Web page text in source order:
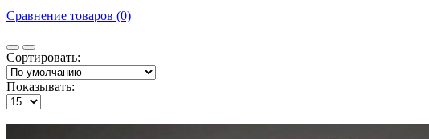
Сравнение товаров (0)
Сортировать:
Показывать: